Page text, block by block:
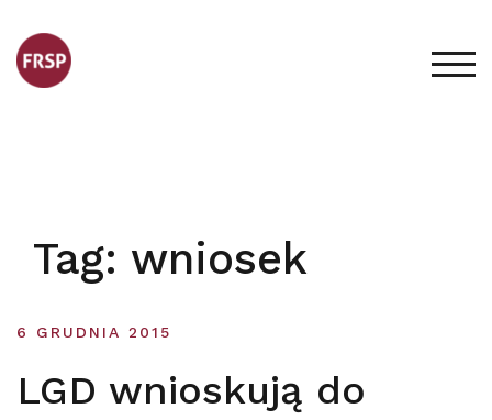
content
Tag: wniosek
6 GRUDNIA 2015
LGD wnioskują do